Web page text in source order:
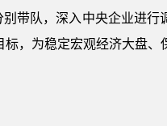
带队，深入中央企业进行
，为稳定宏观经济大盘、